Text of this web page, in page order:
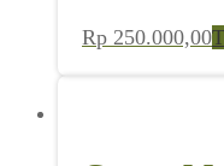
Rp 250.000,00